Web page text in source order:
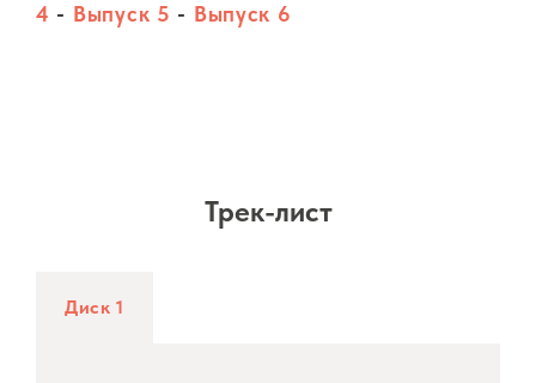
4 - Выпуск 5 - Выпуск 6
Трек-лист
Диск 1